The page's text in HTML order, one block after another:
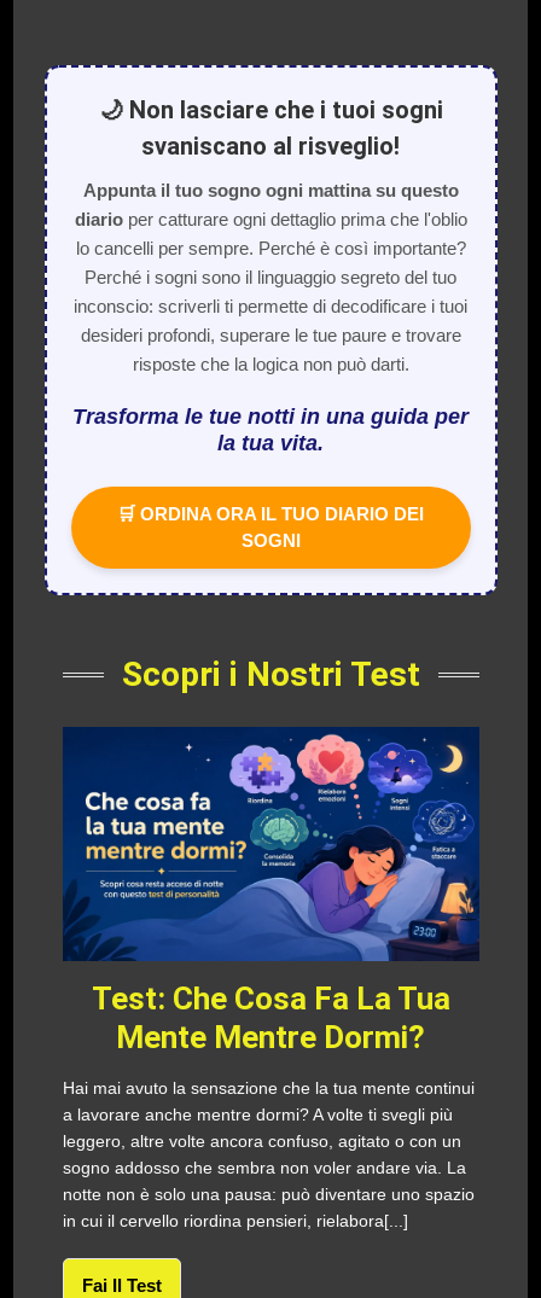
🌙 Non lasciare che i tuoi sogni
svaniscano al risveglio!
Appunta il tuo sogno ogni mattina su questo
diarioper catturare ogni dettaglio prima che l'oblio
lo cancelli per sempre. Perché è così importante?
Perché i sogni sono il linguaggio segreto del tuo
inconscio: scriverli ti permette di decodificare i tuoi
desideri profondi, superare le tue paure e trovare
risposte che la logica non può darti.
Trasforma le tue notti in una guida per
la tua vita.
🛒 ORDINA ORA IL TUO DIARIO DEI
SOGNI
Scopri i Nostri Test
Test: Che Cosa Fa La Tua
Mente Mentre Dormi?
Hai mai avuto la sensazione che la tua mente continui
a lavorare anche mentre dormi? A volte ti svegli più
leggero, altre volte ancora confuso, agitato o con un
sogno addosso che sembra non voler andare via. La
notte non è solo una pausa: può diventare uno spazio
in cui il cervello riordina pensieri, rielabora[...]
Fai Il Test